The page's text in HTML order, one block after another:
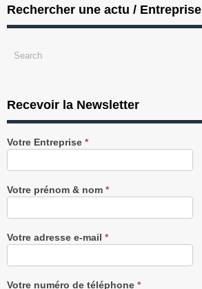
Rechercher une actu / Entreprise
Recevoir la Newsletter
Recevez
notre
gratuitement
Votre Entreprise *
Votre prénom & nom *
Votre adresse e-mail *
Votre numéro de téléphone *